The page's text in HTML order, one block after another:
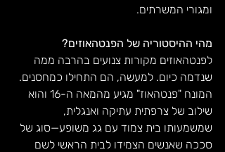
ומגורי המשרתים.
מהי ההיסטוריה של הפנטהאוזים?
לפנטהאוזים מקורות צנועים בהרבה ממה
שנדמה כיום. למעשה, הם התחילו כמחסנים.
המונח "פנטהאוז" מגיע מהמאה ה-16 והוא
שילוב של צרפתית עתיקה ואנגלית,
שמשמעותו בית צמוד עם גג משופע—סוג של
סככה שאנשים הצמידו לבית הראשי לשם